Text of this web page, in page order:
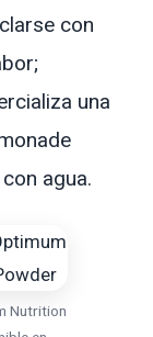
con
una
agua.
Nutrition